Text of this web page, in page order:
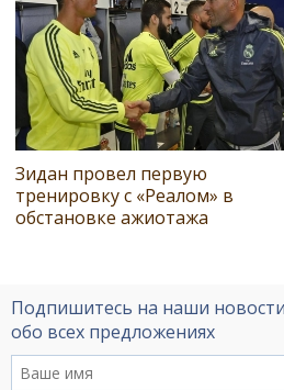
Зидан провел первую
тренировку с «Реалом» в
обстановке ажиотажа
Подпишитесь на наши
обо всех предложениях